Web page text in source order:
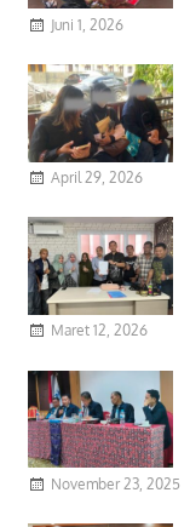
Juni 1, 2026
April 29, 2026
Maret 12, 2026
November 23, 2025